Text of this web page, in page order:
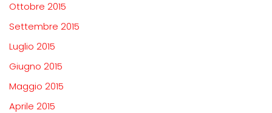
Ottobre 2015
Settembre 2015
Luglio 2015
Giugno 2015
Maggio 2015
Aprile 2015